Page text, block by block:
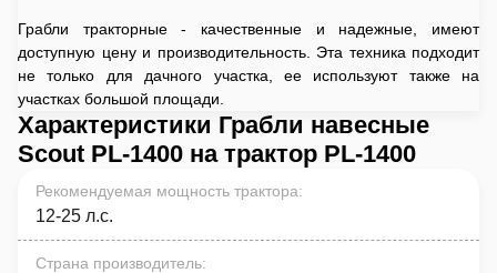
Грабли тракторные - качественные и надежные, имеют
доступную цену и производительность. Эта техника подходит
не только для дачного участка, ее используют также на
участках большой площади.
Характеристики Грабли навесные
Scout PL-1400 на трактор PL-1400
Рекомендуемая мощность трактора:
12-25 л.с.
Страна производитель: